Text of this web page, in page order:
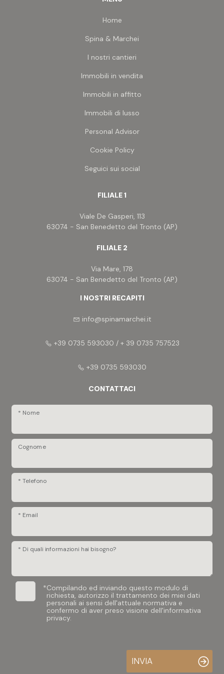
Home
Spina & Marchei
I nostri cantieri
Immobili in vendita
Immobili in affitto
Immobili di lusso
Personal Advisor
Cookie Policy
Seguici sui social
FILIALE 1
Viale De Gasperi, 113
63074 - San Benedetto del Tronto (AP)
FILIALE 2
Via Mare, 178
63074 - San Benedetto del Tronto (AP)
I NOSTRI RECAPITI
info@spinamarchei.it
+39 0735 593030 / + 39 0735 757523
+39 0735 593030
CONTATTACI
* Nome
Cognome
* Telefono
* Email
* Di quali informazioni hai bisogno?
*Compilando ed inviando questo modulo di
richiesta, autorizzo il trattamento dei miei dati
personali ai sensi dell'attuale normativa e
confermo di aver preso visione dell'informativa
privacy.
INVIA